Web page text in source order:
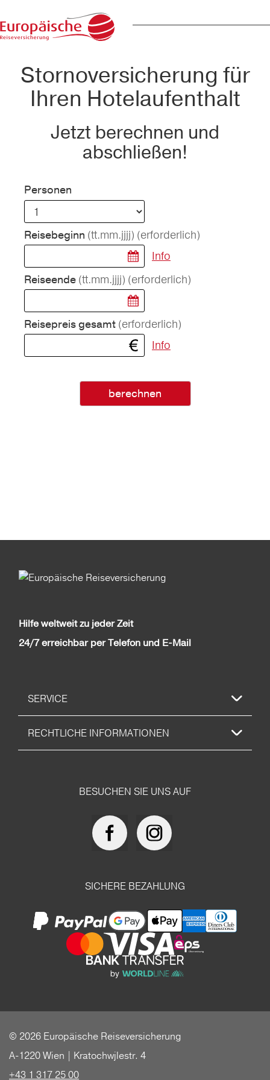
Stornoversicherung für
Ihren Hotelaufenthalt
Jetzt berechnen und
abschließen!
Personen
Reisebeginn (tt.mm.jjjj) (erforderlich)
Info
Reiseende (tt.mm.jjjj) (erforderlich)
Reisepreis gesamt (erforderlich)
Info
berechnen
Hilfe weltweit zu jeder Zeit
24/7 erreichbar per Telefon und E-Mail
SERVICE
RECHTLICHE INFORMATIONEN
BESUCHEN SIE UNS AUF
SICHERE BEZAHLUNG
© 2026 Europäische Reiseversicherung
A-1220 Wien | Kratochwjlestr. 4
+43 1 317 25 00